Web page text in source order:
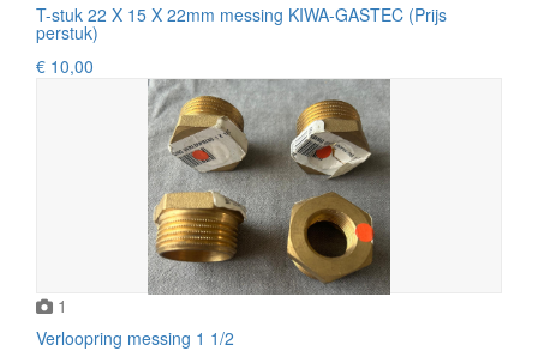
T-stuk 22 X 15 X 22mm messing KIWA-GASTEC (Prijs
perstuk)
€ 10,00
1
Verloopring messing 1 1/2